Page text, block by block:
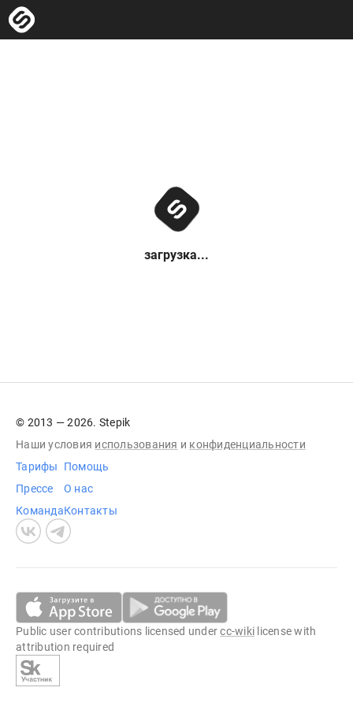
загрузка...
© 2013 — 2026. Stepik
Наши условия использования и конфиденциальности
Тарифы
Прессе
Команда
Помощь
О нас
Контакты
Public user contributions licensed undercc-wiki license with
attribution required